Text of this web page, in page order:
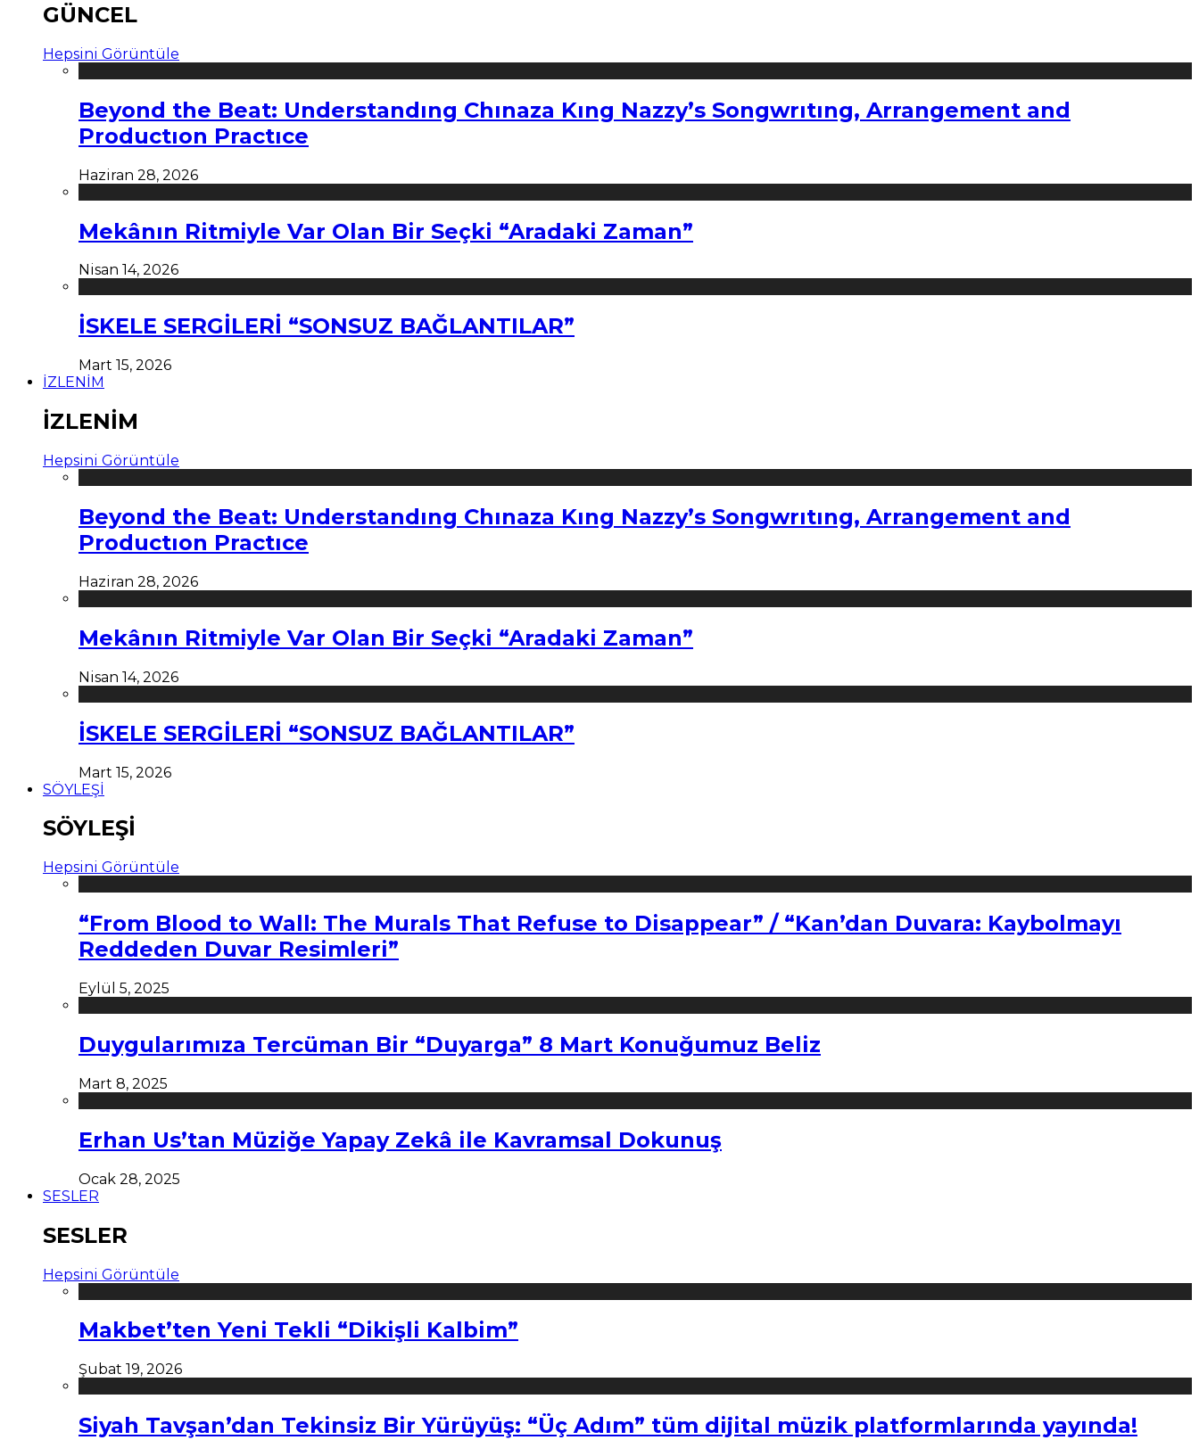
GÜNCEL
Hepsini Görüntüle
Beyond the Beat: Understandıng Chınaza Kıng Nazzy’s Songwrıtıng, Arrangement and
Productıon Practıce
Haziran 28, 2026
Mekânın Ritmiyle Var Olan Bir Seçki “Aradaki Zaman”
Nisan 14, 2026
İSKELE SERGİLERİ “SONSUZ BAĞLANTILAR”
Mart 15, 2026
İZLENİM
İZLENİM
Hepsini Görüntüle
Beyond the Beat: Understandıng Chınaza Kıng Nazzy’s Songwrıtıng, Arrangement and
Productıon Practıce
Haziran 28, 2026
Mekânın Ritmiyle Var Olan Bir Seçki “Aradaki Zaman”
Nisan 14, 2026
İSKELE SERGİLERİ “SONSUZ BAĞLANTILAR”
Mart 15, 2026
SÖYLEŞİ
SÖYLEŞİ
Hepsini Görüntüle
“From Blood to Wall: The Murals That Refuse to Disappear” / “Kan’dan Duvara: Kaybolmayı
Reddeden Duvar Resimleri”
Eylül 5, 2025
Duygularımıza Tercüman Bir “Duyarga” 8 Mart Konuğumuz Beliz
Mart 8, 2025
Erhan Us’tan Müziğe Yapay Zekâ ile Kavramsal Dokunuş
Ocak 28, 2025
SESLER
SESLER
Hepsini Görüntüle
Makbet’ten Yeni Tekli “Dikişli Kalbim”
Şubat 19, 2026
Siyah Tavşan’dan Tekinsiz Bir Yürüyüş: “Üç Adım” tüm dijital müzik platformlarında yayında!